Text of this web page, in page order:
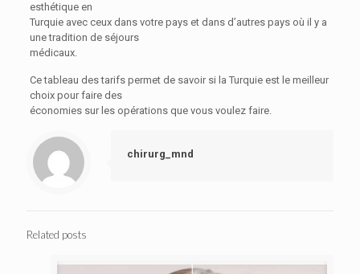
esthétique en
Turquie avec ceux dans votre pays et dans d’autres pays où il y a
une tradition de séjours
médicaux.
Ce tableau des tarifs permet de savoir si la Turquie est le meilleur
choix pour faire des
économies sur les opérations que vous voulez faire.
chirurg_mnd
Related posts